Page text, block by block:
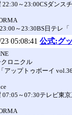
22:30～23:00CSダンス
～23:30BS日テレ「
05:08:41 公式:グ
ロニクル
アップトゥボーイ
07:05～07:30テレビ東